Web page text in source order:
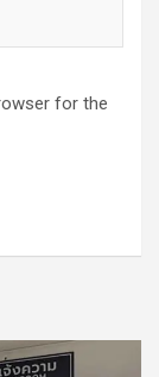
for the